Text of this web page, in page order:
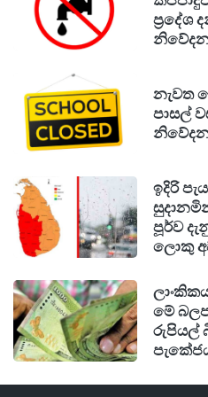
සඳහන් කළේය.
කුරුණෑගල දිස්ත්‍රික්කයේ
කොට්ඨාසය සහ මාතලේ
අඹන්ගඟ කෝරළය සහ
ලේකම් කොට්ඨාසවලටත්
නිවේදනය වලංගු වේ.
මාතර දිස්ත්‍රික්කයේ
කොට්ඨාසයටත්,
වැල්ලවාය, බිබිල සහ
ලේකම් කොට්ඨාසවලටත්
නෝර්වුඩ්, කොත්මලේ
ප්‍රදේශ
නැවත
පාසල්
ඉදිරි
පූර්ව
ලොකු
මේ
රුපියල්